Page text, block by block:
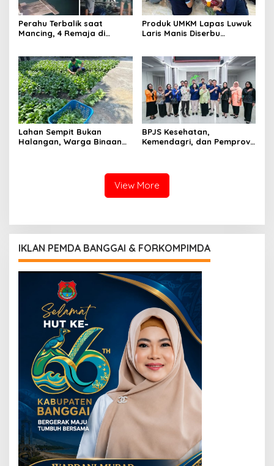
Perahu Terbalik saat
Mancing, 4 Remaja di
Laut
Produk UMKM Lapas Luwuk
Laris Manis Diserbu
Lahan Sempit Bukan
Halangan, Warga Binaan
BPJS Kesehatan,
Kemendagri, dan Pemprov
View More
IKLAN PEMDA BANGGAI & FORKOMPIMDA